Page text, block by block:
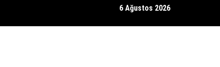
6 Ağustos 2026